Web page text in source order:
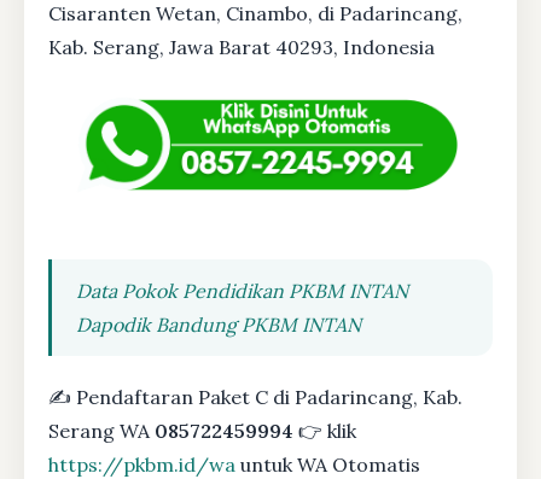
Cisaranten Wetan, Cinambo, di Padarincang,
Kab. Serang, Jawa Barat 40293, Indonesia
Data Pokok Pendidikan PKBM INTAN
Dapodik Bandung PKBM INTAN
✍ Pendaftaran Paket C di Padarincang, Kab.
Serang WA 085722459994 👉 klik
https://pkbm.id/wa untuk WA Otomatis